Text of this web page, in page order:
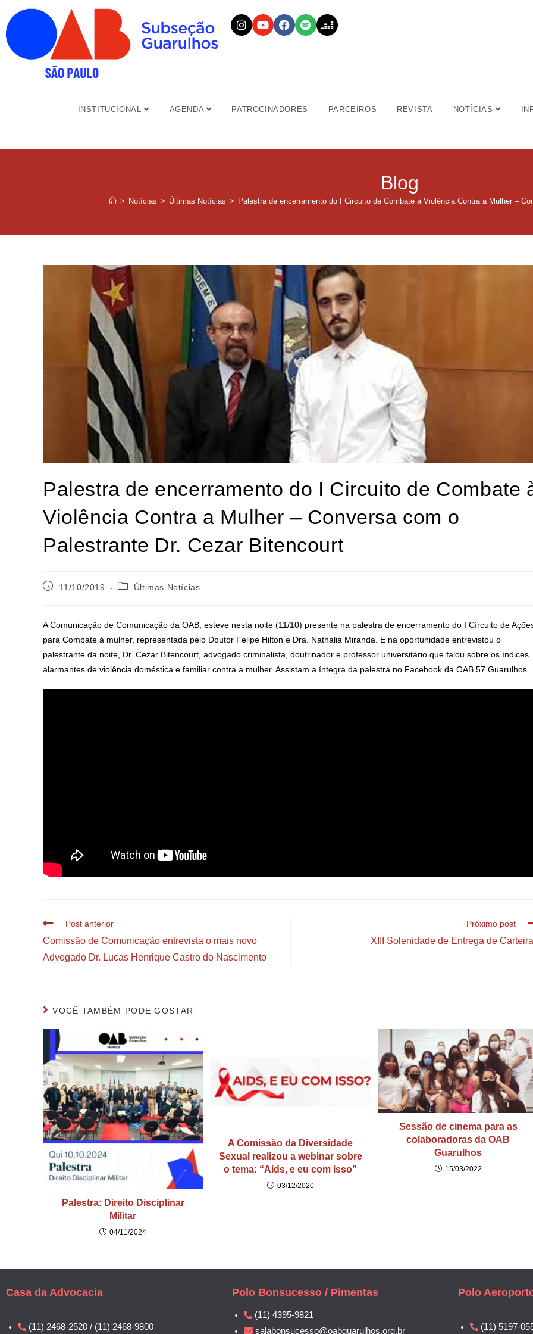
INSTITUCIONAL AGENDA PATROCINADORES PARCEIROS REVISTA NOTÍCIAS
Blog
> Notícias > Últimas Notícias > Palestra de encerramento do I Circuito de Combate à Violência Contra a Mulher –
Palestra de encerramento do I Circuito de Combate
Violência Contra a Mulher – Conversa com o
Palestrante Dr. Cezar Bitencourt
11/10/2019 Últimas Notícias
A Comunicação de Comunicação da OAB, esteve nesta noite (11/10) presente na palestra de encerramento do I Círcuito de
para Combate à mulher, representada pelo Doutor Felipe Hilton e Dra. Nathalia Miranda. E na oportunidade entrevistou o
palestrante da noite, Dr. Cezar Bitencourt, advogado criminalista, doutrinador e professor universitário que falou sobre os índices
alarmantes de violência doméstica e familiar contra a mulher. Assistam a íntegra da palestra no Facebook da OAB 57 Guarulhos.
Post anterior
Comissão de Comunicação entrevista o mais novo
Advogado Dr. Lucas Henrique Castro do Nascimento
Próximo post
XIII Solenidade de Entrega de
VOCÊ TAMBÉM PODE GOSTAR
Palestra: Direito Disciplinar
Militar
04/11/2024
A Comissão da Diversidade
Sexual realizou a webinar sobre
o tema: “Aids, e eu com isso”
03/12/2020
Sessão de cinema para as
colaboradoras da OAB
Guarulhos
15/03/2022
Casa da Advocacia
(11) 2468-2520 / (11) 2468-9800
Polo Bonsucesso / Pimentas
(11) 4395-9821
salabonsucesso@oabguarulhos.org.br
Polo
(11) 5197-